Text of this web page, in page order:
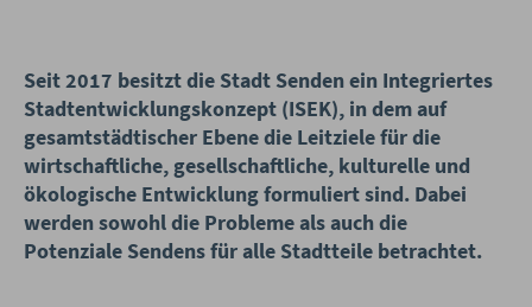
Seit 2017 besitzt die Stadt Senden ein Integriertes
Stadtentwicklungskonzept (ISEK), in dem auf
gesamtstädtischer Ebene die Leitziele für die
wirtschaftliche, gesellschaftliche, kulturelle und
ökologische Entwicklung formuliert sind. Dabei
werden sowohl die Probleme als auch die
Potenziale Sendens für alle Stadtteile betrachtet.